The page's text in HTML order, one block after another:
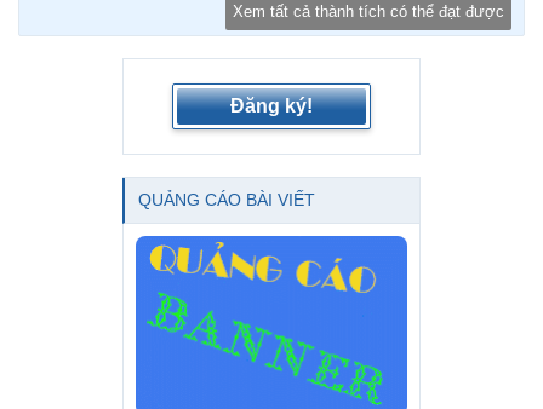
Xem tất cả thành tích có thể đạt được
Đăng ký!
QUẢNG CÁO BÀI VIẾT